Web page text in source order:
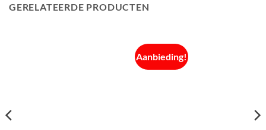
GERELATEERDE PRODUCTEN
Aanbieding!